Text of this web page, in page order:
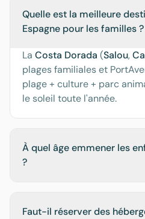
Quelle est la meilleure
Espagne pour les familles ?
La Costa Dorada (Salou,
plages familiales et
plage + culture + parc
le soleil toute l'année.
À quel âge emmener les
?
Faut-il réserver des